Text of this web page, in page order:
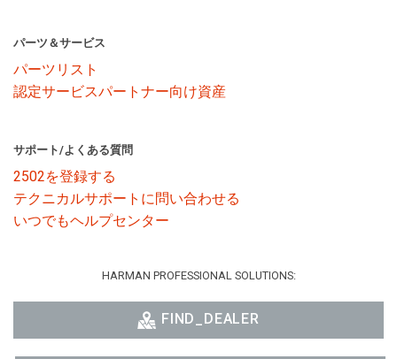
パーツ＆サービス
パーツリスト
認定サービスパートナー向け資産
サポート/よくある質問
2502を登録する
テクニカルサポートに問い合わせる
いつでもヘルプセンター
HARMAN PROFESSIONAL SOLUTIONS:
FIND_DEALER